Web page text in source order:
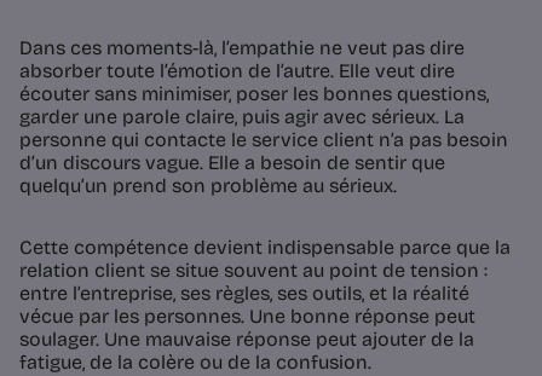
Dans ces moments-là, l’empathie ne veut pas dire
absorber toute l’émotion de l’autre. Elle veut dire
écouter sans minimiser, poser les bonnes questions,
garder une parole claire, puis agir avec sérieux. La
personne qui contacte le service client n’a pas besoin
d’un discours vague. Elle a besoin de sentir que
quelqu’un prend son problème au sérieux.
Cette compétence devient indispensable parce que la
relation client se situe souvent au point de tension :
entre l’entreprise, ses règles, ses outils, et la réalité
vécue par les personnes. Une bonne réponse peut
soulager. Une mauvaise réponse peut ajouter de la
fatigue, de la colère ou de la confusion.